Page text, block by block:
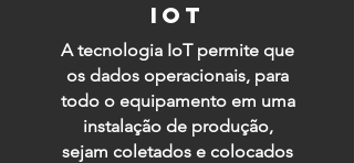
IoT
A tecnologia IoT permite que
os dados operacionais, para
todo o equipamento em uma
instalação de produção,
sejam coletados e colocados